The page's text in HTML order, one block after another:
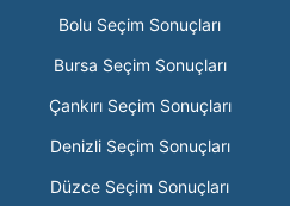
Bolu Seçim Sonuçları
Bursa Seçim Sonuçları
Çankırı Seçim Sonuçları
Denizli Seçim Sonuçları
Düzce Seçim Sonuçları